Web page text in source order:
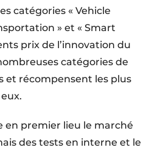
catégories « Vehicle
» et « Smart
prix de l’innovation du
catégories de
et récompensent les plus
en premier lieu le marché
des tests en interne et le